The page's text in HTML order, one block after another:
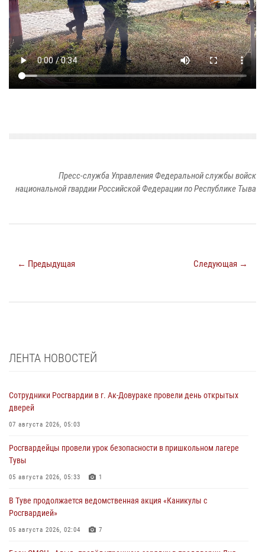
Пресс-служба Управления Федеральной службы войск
национальной гвардии Российской Федерации по Республике Тыва
← Предыдущая Следующая →
ЛЕНТА НОВОСТЕЙ
Сотрудники Росгвардии в г. Ак-Довураке провели день открытых
дверей
07 августа 2026, 05:03
Росгвардейцы провели урок безопасности в пришкольном лагере
Тувы
05 августа 2026, 05:33 1
В Туве продолжается ведомственная акция «Каникулы с
Росгвардией»
05 августа 2026, 02:04 7